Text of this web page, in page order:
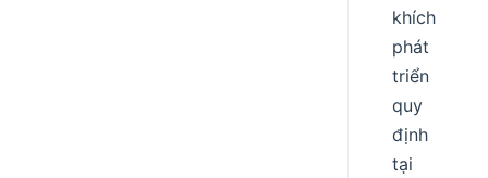
khích
phát
triển
quy
định
tại